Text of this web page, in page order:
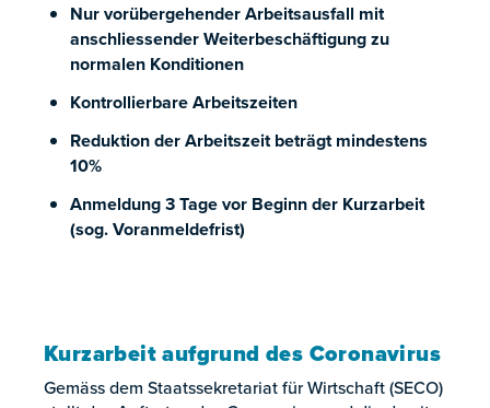
Nur vorübergehender Arbeitsausfall mit
anschliessender Weiterbeschäftigung zu
normalen Konditionen
Kontrollierbare Arbeitszeiten
Reduktion der Arbeitszeit beträgt mindestens
10%
Anmeldung 3 Tage vor Beginn der Kurzarbeit
(sog. Voranmeldefrist)
Kurzarbeit aufgrund des Coronavirus
Gemäss dem Staatssekretariat für Wirtschaft (SECO)